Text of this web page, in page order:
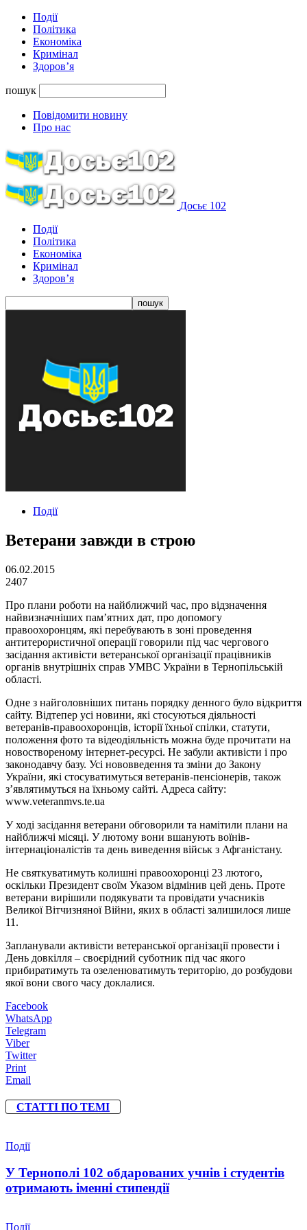
Події
Політика
Економіка
Кримінал
Здоров’я
пошук
Повідомити новину
Про нас
Досьє 102
Події
Політика
Економіка
Кримінал
Здоров’я
Події
Ветерани завжди в строю
06.02.2015
2407
Про плани роботи на найближчий час, про відзначення
найвизначніших пам’ятних дат, про допомогу
правоохоронцям, які перебувають в зоні проведення
антитерористичної операції говорили під час чергового
засідання активісти ветеранської організації працівників
органів внутрішніх справ УМВС України в Тернопільській
області.
Одне з найголовніших питань порядку денного було відкриття
сайту. Відтепер усі новини, які стосуються діяльності
ветеранів-правоохоронців, історії їхньої спілки, статути,
положення фото та відеодіяльність можна буде прочитати на
новоствореному інтернет-ресурсі. Не забули активісти і про
законодавчу базу. Усі нововведення та зміни до Закону
України, які стосуватимуться ветеранів-пенсіонерів, також
з’являтимуться на їхньому сайті. Адреса сайту:
www.veteranmvs.te.ua
У ході засідання ветерани обговорили та намітили плани на
найближчі місяці. У лютому вони вшанують воїнів-
інтернаціоналістів та день виведення військ з Афганістану.
Не святкуватимуть колишні правоохоронці 23 лютого,
оскільки Президент своїм Указом відмінив цей день. Проте
ветерани вирішили подякувати та провідати учасників
Великої Вітчизняної Війни, яких в області залишилося лише
11.
Запланували активісти ветеранської організації провести і
День довкілля – своєрідний суботник під час якого
прибиратимуть та озеленюватимуть територію, до розбудови
якої вони свого часу доклалися.
Facebook
WhatsApp
Telegram
Viber
Twitter
Print
Email
СТАТТІ ПО ТЕМІ
Події
У Тернополі 102 обдарованих учнів і студентів
отримають іменні стипендії
Події